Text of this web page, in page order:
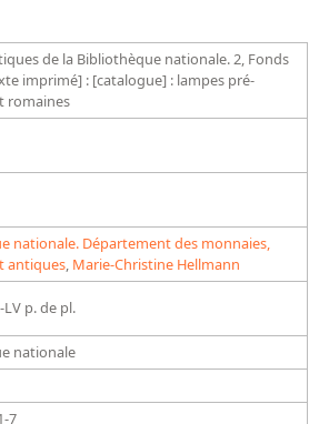
recherche avancée
spéciaux et des principales collections et
collections et provenances
objets
bibliothèque
la Bibliothèque
de la Bibliothèque nationale. 2, Fonds
imprimé] : [catalogue] : lampes pré-
romaines
nationale. Département des monnaies,
antiques, Marie-Christine Hellmann
LV p. de pl.
nationale
7